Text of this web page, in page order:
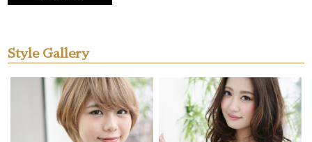
Style Gallery